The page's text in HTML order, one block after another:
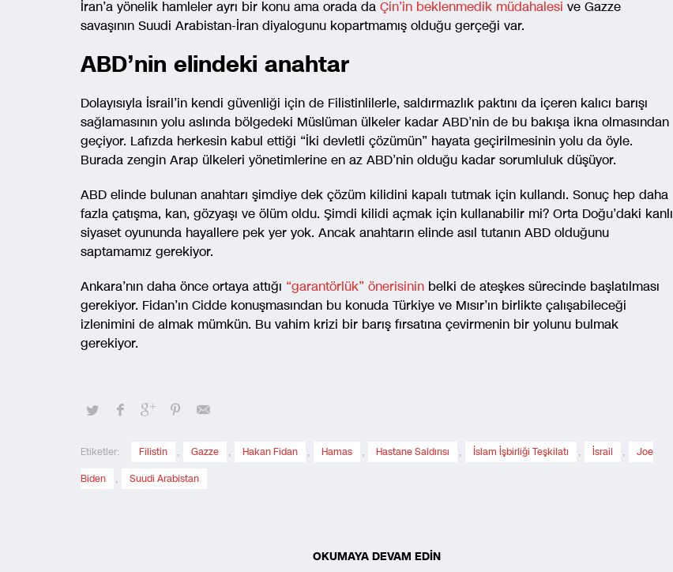
İran’a yönelik hamleler ayrı bir konu ama orada da Çin’in beklenmedik müdahalesi ve Gazze
savaşının Suudi Arabistan-İran diyalogunu kopartmamış olduğu gerçeği var.
ABD’nin elindeki anahtar
Dolayısıyla İsrail’in kendi güvenliği için de Filistinlilerle, saldırmazlık paktını da içeren kalıcı barışı
sağlamasının yolu aslında bölgedeki Müslüman ülkeler kadar ABD’nin de bu bakışa ikna olmasından
geçiyor. Lafızda herkesin kabul ettiği “İki devletli çözümün” hayata geçirilmesinin yolu da öyle.
Burada zengin Arap ülkeleri yönetimlerine en az ABD’nin olduğu kadar sorumluluk düşüyor.
ABD elinde bulunan anahtarı şimdiye dek çözüm kilidini kapalı tutmak için kullandı. Sonuç hep daha
fazla çatışma, kan, gözyaşı ve ölüm oldu. Şimdi kilidi açmak için kullanabilir mi? Orta Doğu’daki kanlı
siyaset oyununda hayallere pek yer yok. Ancak anahtarın elinde asıl tutanın ABD olduğunu
saptamamız gerekiyor.
Ankara’nın daha önce ortaya attığı “garantörlük” önerisinin belki de ateşkes sürecinde başlatılması
gerekiyor. Fidan’ın Cidde konuşmasından bu konuda Türkiye ve Mısır’ın birlikte çalışabileceği
izlenimini de almak mümkün. Bu vahim krizi bir barış fırsatına çevirmenin bir yolunu bulmak
gerekiyor.
Etiketler: Filistin , Gazze , Hakan Fidan , Hamas , Hastane Saldırısı , İslam İşbirliği Teşkilatı , İsrail , Joe
Biden , Suudi Arabistan
OKUMAYA DEVAM EDİN